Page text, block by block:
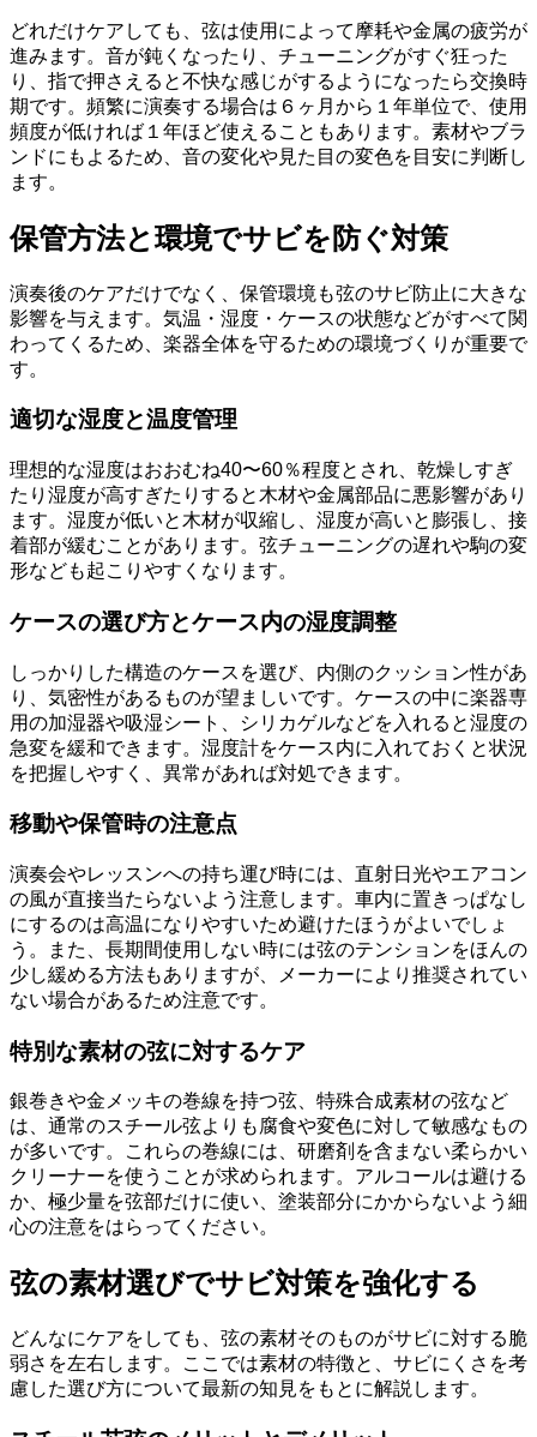
どれだけケアしても、弦は使用によって摩耗や金属の疲労が
進みます。音が鈍くなったり、チューニングがすぐ狂った
り、指で押さえると不快な感じがするようになったら交換時
期です。頻繁に演奏する場合は６ヶ月から１年単位で、使用
頻度が低ければ１年ほど使えることもあります。素材やブラ
ンドにもよるため、音の変化や見た目の変色を目安に判断し
ます。
保管方法と環境でサビを防ぐ対策
演奏後のケアだけでなく、保管環境も弦のサビ防止に大きな
影響を与えます。気温・湿度・ケースの状態などがすべて関
わってくるため、楽器全体を守るための環境づくりが重要で
す。
適切な湿度と温度管理
理想的な湿度はおおむね40〜60％程度とされ、乾燥しすぎ
たり湿度が高すぎたりすると木材や金属部品に悪影響があり
ます。湿度が低いと木材が収縮し、湿度が高いと膨張し、接
着部が緩むことがあります。弦チューニングの遅れや駒の変
形なども起こりやすくなります。
ケースの選び方とケース内の湿度調整
しっかりした構造のケースを選び、内側のクッション性があ
り、気密性があるものが望ましいです。ケースの中に楽器専
用の加湿器や吸湿シート、シリカゲルなどを入れると湿度の
急変を緩和できます。湿度計をケース内に入れておくと状況
を把握しやすく、異常があれば対処できます。
移動や保管時の注意点
演奏会やレッスンへの持ち運び時には、直射日光やエアコン
の風が直接当たらないよう注意します。車内に置きっぱなし
にするのは高温になりやすいため避けたほうがよいでしょ
う。また、長期間使用しない時には弦のテンションをほんの
少し緩める方法もありますが、メーカーにより推奨されてい
ない場合があるため注意です。
特別な素材の弦に対するケア
銀巻きや金メッキの巻線を持つ弦、特殊合成素材の弦など
は、通常のスチール弦よりも腐食や変色に対して敏感なもの
が多いです。これらの巻線には、研磨剤を含まない柔らかい
クリーナーを使うことが求められます。アルコールは避ける
か、極少量を弦部だけに使い、塗装部分にかからないよう細
心の注意をはらってください。
弦の素材選びでサビ対策を強化する
どんなにケアをしても、弦の素材そのものがサビに対する脆
弱さを左右します。ここでは素材の特徴と、サビにくさを考
慮した選び方について最新の知見をもとに解説します。